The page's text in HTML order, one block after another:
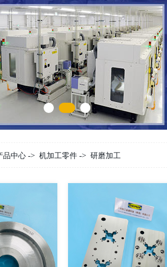
品中心 ->机加工零件 ->研磨加工